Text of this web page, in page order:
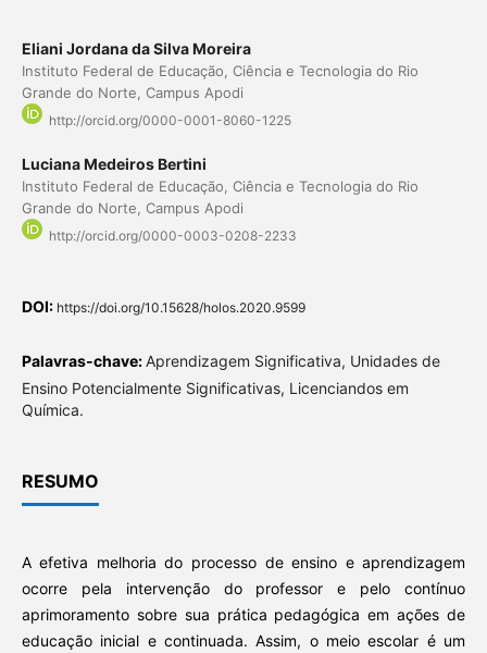
Eliani Jordana da Silva Moreira
Instituto Federal de Educação, Ciência e Tecnologia do Rio
Grande do Norte, Campus Apodi
http://orcid.org/0000-0001-8060-1225
Luciana Medeiros Bertini
Instituto Federal de Educação, Ciência e Tecnologia do Rio
Grande do Norte, Campus Apodi
http://orcid.org/0000-0003-0208-2233
DOI: https://doi.org/10.15628/holos.2020.9599
Palavras-chave:Aprendizagem Significativa, Unidades de
Ensino Potencialmente Significativas, Licenciandos em
Química.
RESUMO
A efetiva melhoria do processo de ensino e aprendizagem
ocorre pela intervenção do professor e pelo contínuo
aprimoramento sobre sua prática pedagógica em ações de
educação inicial e continuada. Assim, o meio escolar é um